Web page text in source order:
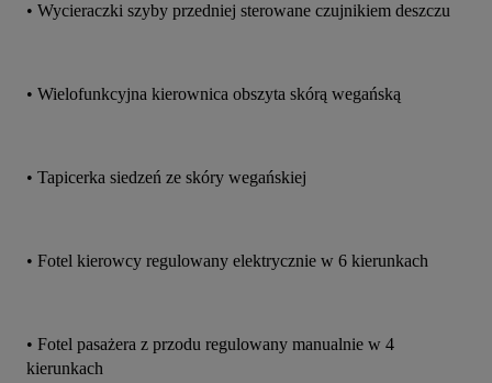
• Wycieraczki szyby przedniej sterowane czujnikiem deszczu
• Wielofunkcyjna kierownica obszyta skórą wegańską
• Tapicerka siedzeń ze skóry wegańskiej
• Fotel kierowcy regulowany elektrycznie w 6 kierunkach
• Fotel pasażera z przodu regulowany manualnie w 4
kierunkach